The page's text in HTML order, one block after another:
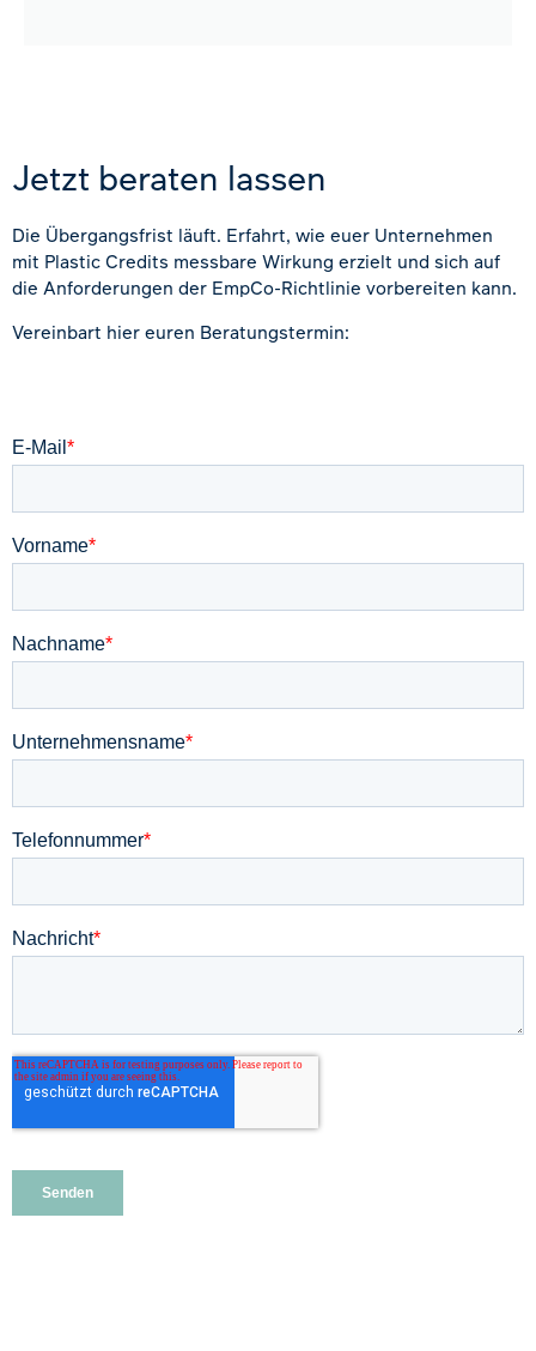
Jetzt beraten lassen
Die Übergangsfrist läuft. Erfahrt, wie euer Unternehmen
mit Plastic Credits messbare Wirkung erzielt und sich auf
die Anforderungen der EmpCo-Richtlinie vorbereiten kann.
Vereinbart hier euren Beratungstermin: